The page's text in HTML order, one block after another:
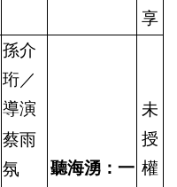
享
孫介
珩／
導演
聽海湧：一
未
授
權
蔡雨
氛